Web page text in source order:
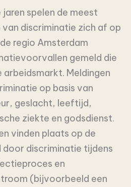
spelen de meest
discriminatie zich af op
regio Amsterdam
gemeld die
Meldingen
op basis van
geslacht, leeftijd,
ziekte en godsdienst.
vinden plaats op de
discriminatie tijdens
en
(bijvoorbeeld een